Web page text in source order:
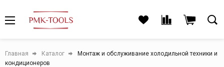
Главная Каталог
Монтаж и обслуживание холодильной техники и
кондиционеров